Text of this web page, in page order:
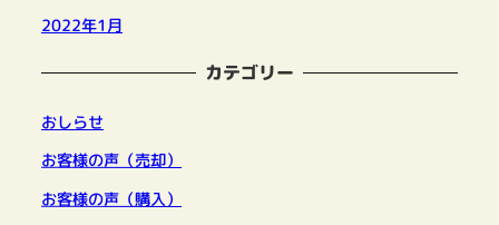
2022年1月
カテゴリー
おしらせ
お客様の声（売却）
お客様の声（購入）